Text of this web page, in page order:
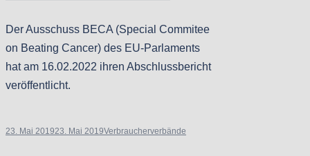
Der Ausschuss BECA (Special Commitee
on Beating Cancer) des EU-Parlaments
hat am 16.02.2022 ihren Abschlussbericht
veröffentlicht.
23. Mai 201923. Mai 2019Verbraucherverbände